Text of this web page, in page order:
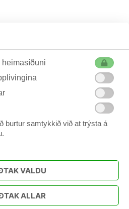
Postboks 1138,
heimasíðuni
burtur samtykkið við at trýsta á
VALDU
ALLAR